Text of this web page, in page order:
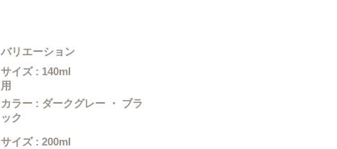
バリエーション
サイズ : 140ml
用
カラー : ダークグレー ・ ブラ
ック
サイズ : 200ml